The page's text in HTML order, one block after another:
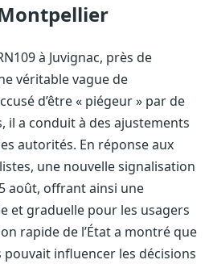
à Juvignac, près de
véritable vague de
d’être « piégeur » par de
il a conduit à des ajustements
autorités. En réponse aux
une nouvelle signalisation
août, offrant ainsi une
et graduelle pour les usagers
rapide de l’État a montré que
influencer les décisions